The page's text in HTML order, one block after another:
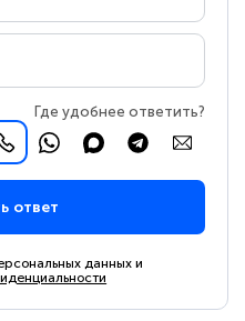
Где удобнее ответить?
ответ
данных и